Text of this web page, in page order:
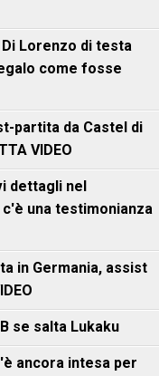
Di Lorenzo di testa
come fosse
partita da Castel di
VIDEO
dettagli nel
una testimonianza
in Germania, assist
se salta Lukaku
ancora intesa per